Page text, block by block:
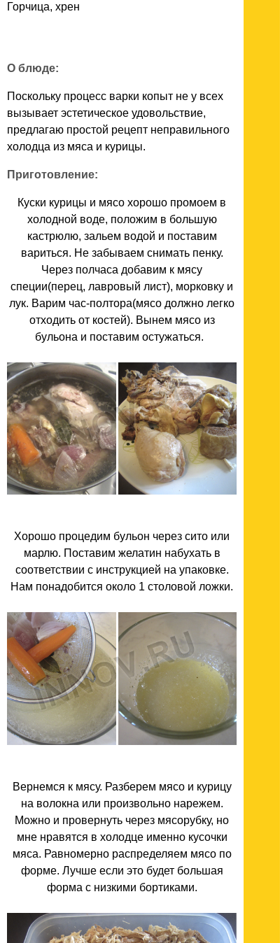
Горчица, хрен
О блюде:
Поскольку процесс варки копыт не у всех
вызывает эстетическое удовольствие,
предлагаю простой рецепт неправильного
холодца из мяса и курицы.
Приготовление:
Куски курицы и мясо хорошо промоем в
холодной воде, положим в большую
кастрюлю, зальем водой и поставим
вариться. Не забываем снимать пенку.
Через полчаса добавим к мясу
специи(перец, лавровый лист), морковку и
лук. Варим час-полтора(мясо должно легко
отходить от костей). Вынем мясо из
бульона и поставим остужаться.
Хорошо процедим бульон через сито или
марлю. Поставим желатин набухать в
соответствии с инструкцией на упаковке.
Нам понадобится около 1 столовой ложки.
Вернемся к мясу. Разберем мясо и курицу
на волокна или произвольно нарежем.
Можно и провернуть через мясорубку, но
мне нравятся в холодце именно кусочки
мяса. Равномерно распределяем мясо по
форме. Лучше если это будет большая
форма с низкими бортиками.